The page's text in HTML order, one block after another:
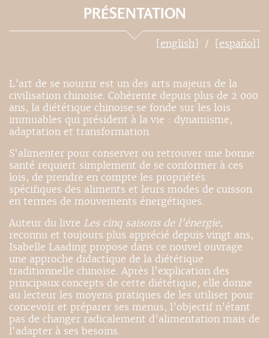
PRÉSENTATION
[english] [español]
L’art de se nourrir est un des arts majeurs de la
civilisation chinoise. Cohérente depuis plus de 2 000
ans, la diététique chinoise se fonde sur les lois
immuables qui président à la vie : dynamisme,
adaptation et transformation.
S'alimenter pour conserver ou retrouver une bonne
santé requiert simplement de se conformer à ces
lois, de prendre en compte les propriétés
spécifiques des aliments et leurs modes de cuisson
en termes de mouvements énergétiques.
Auteur du livre Les cinq saisons de l’énergie,
reconnu et toujours plus apprécié depuis vingt ans,
Isabelle Laading propose dans ce nouvel ouvrage
une approche didactique de la diététique
traditionnelle chinoise. Après l’explication des
principaux concepts de cette diététique, elle donne
au lecteur les moyens pratiques de les utiliser pour
concevoir et préparer ses menus, l’objectif n’étant
pas de changer radicalement d’alimentation mais de
l'adapter à ses besoins.